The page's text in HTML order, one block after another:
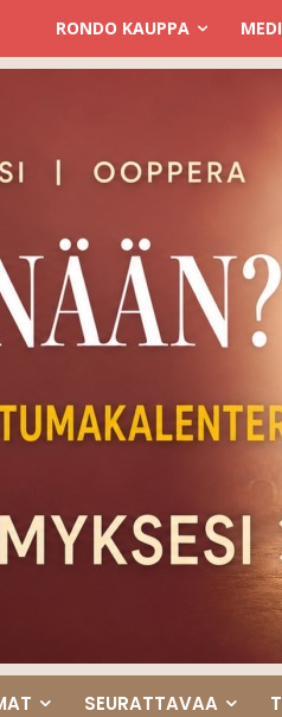
RONDO KAUPPA
SEURATTAVAA